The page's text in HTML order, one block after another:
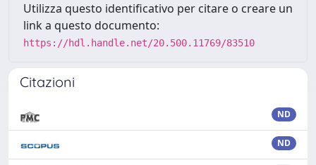
Utilizza questo identificativo per citare o creare un
link a questo documento:
https://hdl.handle.net/20.500.11769/83510
Citazioni
ND
ND